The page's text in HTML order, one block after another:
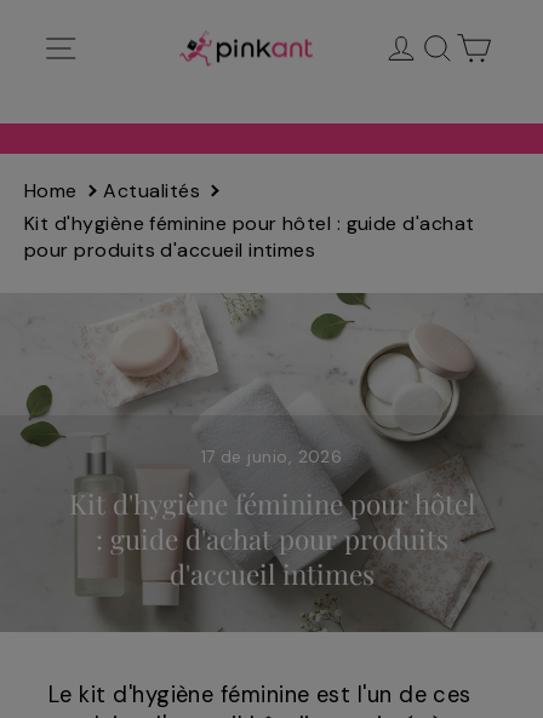
directamente
Ingresar
Buscar
Home
Actualités
Kit d'hygiène féminine pour hôtel : guide d'achat
pour produits d'accueil intimes
17 de junio, 2026
Kit d'hygiène féminine pour hôtel
: guide d'achat pour produits
d'accueil intimes
Le kit d'hygiène féminine est l'un de ces